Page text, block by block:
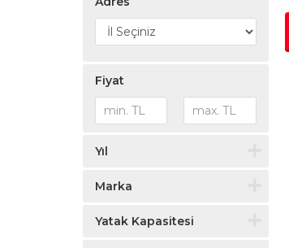
Fiyat
Yıl
Marka
Yatak Kapasitesi